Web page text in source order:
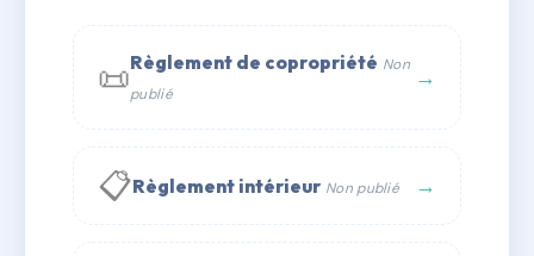
📞 Contacter Syndic Digital 💬 WhatsApp
✉ Email
📜Règlement de copropriété Non
publié
→
📋Règlement intérieur Non publié →